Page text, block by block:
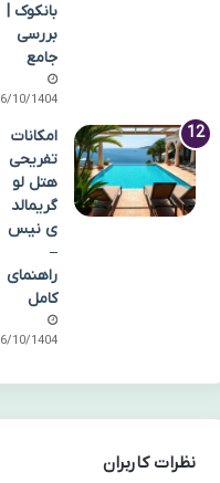
بانکوک |
بررسی
جامع
06/10/1404
امکانات
تفریحی
هتل لو
گریمالد
ی نیس
–
راهنمای
کامل
06/10/1404
نظرات کاربران